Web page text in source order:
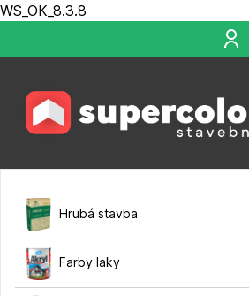
WS_OK_8.3.8
Hrubá stavba
Farby laky